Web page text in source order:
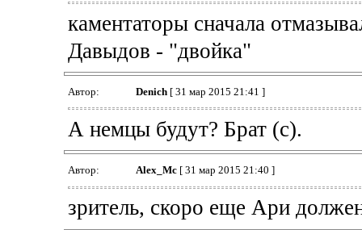
каментаторы сначала
Давыдов - "двойка"
Автор: Denich[ 31 мар 2015 21:41 ]
А немцы будут? Брат (с).
Автор: Alex_Mc[ 31 мар 2015 21:40 ]
зритель, скоро еще Ари